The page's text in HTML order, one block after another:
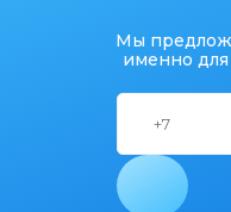
Мы
именно